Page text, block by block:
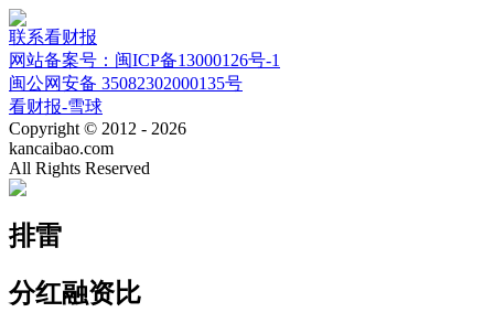
联系看财报
网站备案号：闽ICP备13000126号-1
闽公网安备 35082302000135号
看财报-雪球
Copyright © 2012 - 2026
kancaibao.com
All Rights Reserved
排雷
分红融资比